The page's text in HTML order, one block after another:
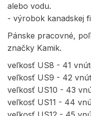
alebo vodu.
- výrobok kanadskej
Pánske pracovné,
značky Kamik.
veľkosť US8 - 41
veľkosť US9 - 42
veľkosť US10 - 43
veľkosť US11 - 44